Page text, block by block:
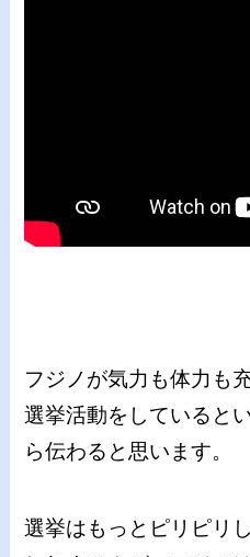
フジノが気力も体力も
選挙活動をしていると
ら伝わると思います。
選挙はもっとピリピリ